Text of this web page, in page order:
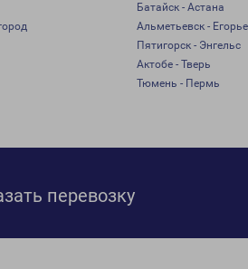
Батайск - Астана
Альметьевск -
Пятигорск - Энгельс
Актобе - Тверь
Тюмень - Пермь
перевозку